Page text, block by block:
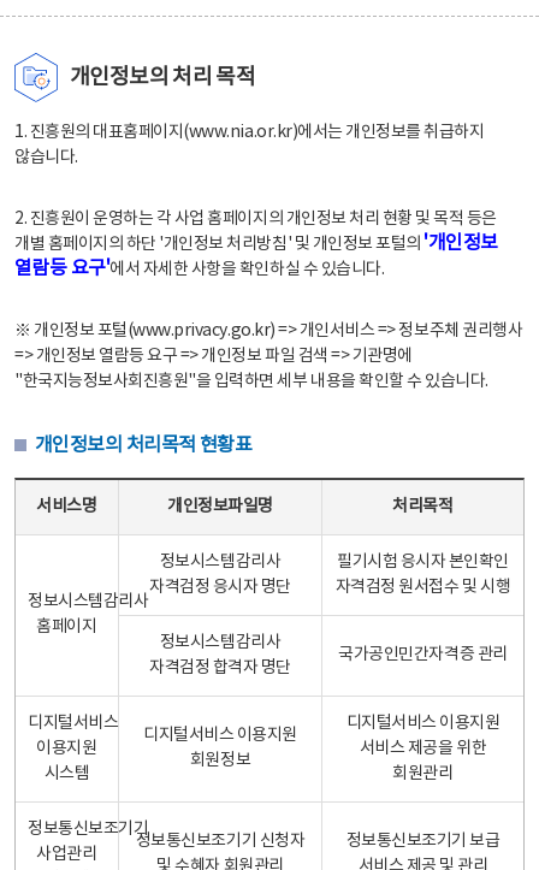
개인정보의 처리 목적
1. 진흥원의 대표홈페이지(www.nia.or.kr)에서는 개인정보를 취급하지
않습니다.
2. 진흥원이 운영하는 각 사업 홈페이지의 개인정보 처리 현황 및 목적 등은
개별 홈페이지의 하단 '개인정보 처리방침' 및 개인정보 포털의 '개인정보
열람등 요구'에서 자세한 사항을 확인하실 수 있습니다.
※ 개인정보 포털(www.privacy.go.kr) => 개인서비스 => 정보주체 권리행사
=> 개인정보 열람등 요구 => 개인정보 파일 검색 => 기관명에
"한국지능정보사회진흥원"을 입력하면 세부 내용을 확인할 수 있습니다.
개인정보의 처리목적 현황표
서비스명 개인정보파일명 처리목적
정보시스템감리사
홈페이지
정보시스템감리사
자격검정 응시자 명단
필기시험 응시자 본인확인
자격검정 원서접수 및 시행
정보시스템감리사
자격검정 합격자 명단
국가공인민간자격증 관리
디지털서비스
이용지원
시스템
디지털서비스 이용지원
회원정보
디지털서비스 이용지원
서비스 제공을 위한
회원관리
정보통신보조기기
사업관리
정보통신보조기기 신청자
정보통신보조기기 보급